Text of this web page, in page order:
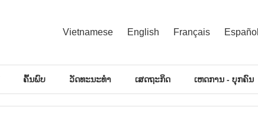
Vietnamese English Français
ຄົ້ນພົບ ວັດທະນະທຳ ເສດຖະກິດ ເຫດການ - ບຸກຄົນ